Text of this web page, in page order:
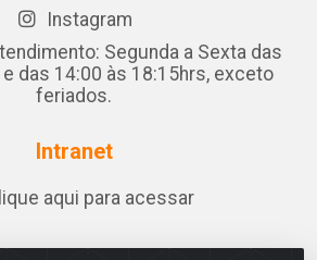
Instagram
Segunda a Sexta das
das 14:00 às 18:15hrs, exceto
feriados.
Intranet
aqui para acessar